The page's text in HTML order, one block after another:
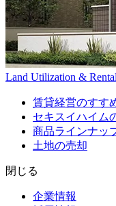
Land Utilization &
賃貸経営のすす
セキスイハイム
商品ラインナッ
土地の売却
閉じる
企業情報